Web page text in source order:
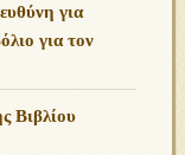
για
για τον
Βιβλίου